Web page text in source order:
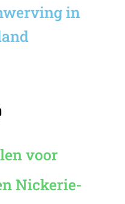
in
voor
Nickerie-